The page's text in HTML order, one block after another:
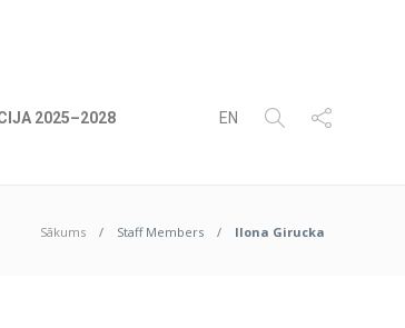
2025–2028 EN
Sākums Staff Members Ilona Girucka